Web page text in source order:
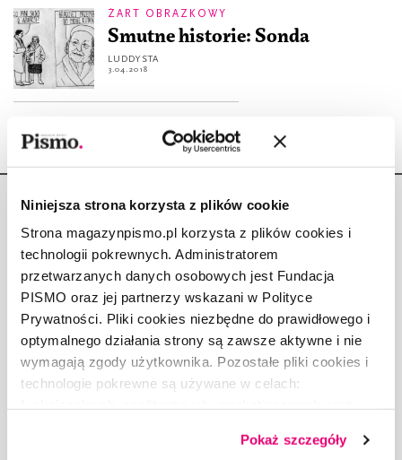
Niniejsza strona korzysta z plików cookie
Strona magazynpismo.pl korzysta z plików cookies i
technologii pokrewnych. Administratorem
przetwarzanych danych osobowych jest Fundacja
PISMO oraz jej partnerzy wskazani w Polityce
Prywatności. Pliki cookies niezbędne do prawidłowego i
optymalnego działania strony są zawsze aktywne i nie
wymagają zgody użytkownika. Pozostałe pliki cookies i
technologie pokrewne są używane w celach:
dobrowolną zgodę na pliki cookies i technologie
Pokaż szczegóły
ŻART OBRAZKOWY
Smutne historie: Sonda
LUDDYSTA
3.04.2018
Copyright © Fundacja Pismo
O „PIŚMIE”
ABOUT PISMO
FACT-CHECKING W „PIŚMIE”